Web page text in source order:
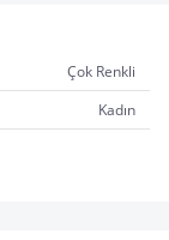
Çok Renkli
Kadın